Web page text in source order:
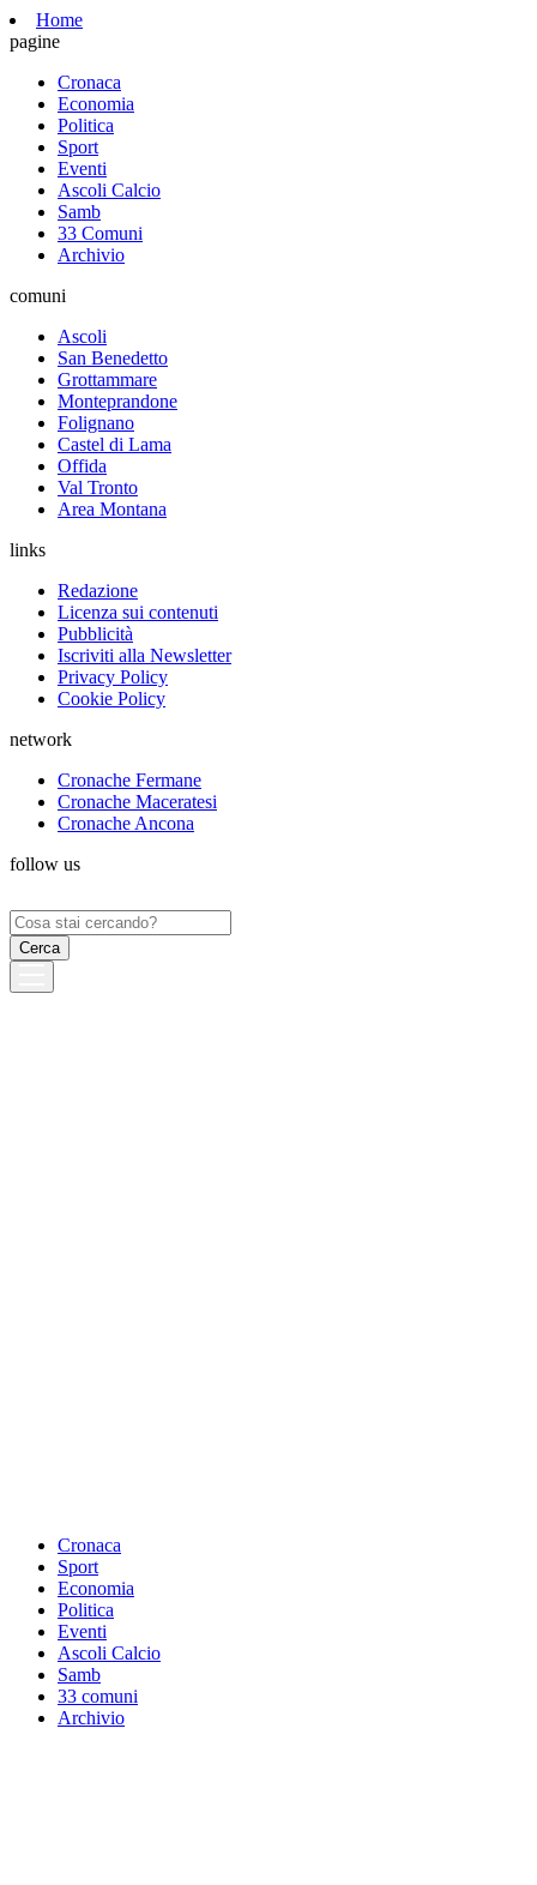
Home
pagine
Cronaca
Economia
Politica
Sport
Eventi
Ascoli Calcio
Samb
33 Comuni
Archivio
comuni
Ascoli
San Benedetto
Grottammare
Monteprandone
Folignano
Castel di Lama
Offida
Val Tronto
Area Montana
links
Redazione
Licenza sui contenuti
Pubblicità
Iscriviti alla Newsletter
Privacy Policy
Cookie Policy
network
Cronache Fermane
Cronache Maceratesi
Cronache Ancona
follow us
Ricerca
per:
Cronaca
Sport
Economia
Politica
Eventi
Ascoli Calcio
Samb
33 comuni
Archivio